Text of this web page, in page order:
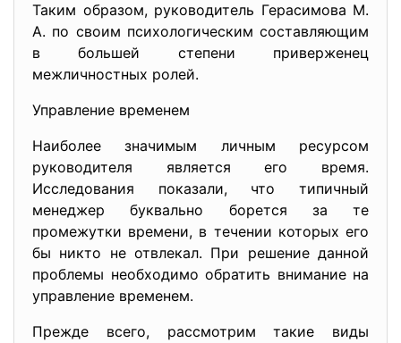
Таким образом, руководитель Герасимова М.
А. по своим психологическим составляющим
в большей степени приверженец
межличностных ролей.
Управление временем
Наиболее значимым личным ресурсом
руководителя является его время.
Исследования показали, что типичный
менеджер буквально борется за те
промежутки времени, в течении которых его
бы никто не отвлекал. При решение данной
проблемы необходимо обратить внимание на
управление временем.
Прежде всего, рассмотрим такие виды